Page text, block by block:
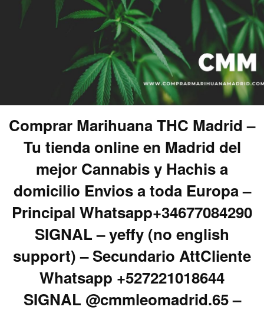
Comprar Marihuana THC Madrid –
Tu tienda online en Madrid del
mejor Cannabis y Hachis a
domicilio Envios a toda Europa –
Principal Whatsapp+34677084290
SIGNAL – yeffy (no english
support) – Secundario AttCliente
Whatsapp +527221018644
SIGNAL @cmmleomadrid.65 –